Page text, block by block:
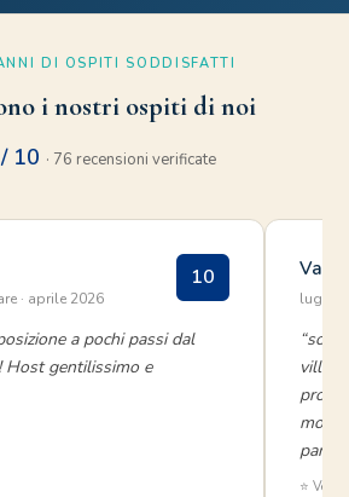
DI OSPITI SODDISFATTI
i nostri ospiti di noi
10 · 76 recensioni verificate
· aprile 2026
10
a pochi passi dal
Host gentilissimo e
luglio
villino
molto
⭐